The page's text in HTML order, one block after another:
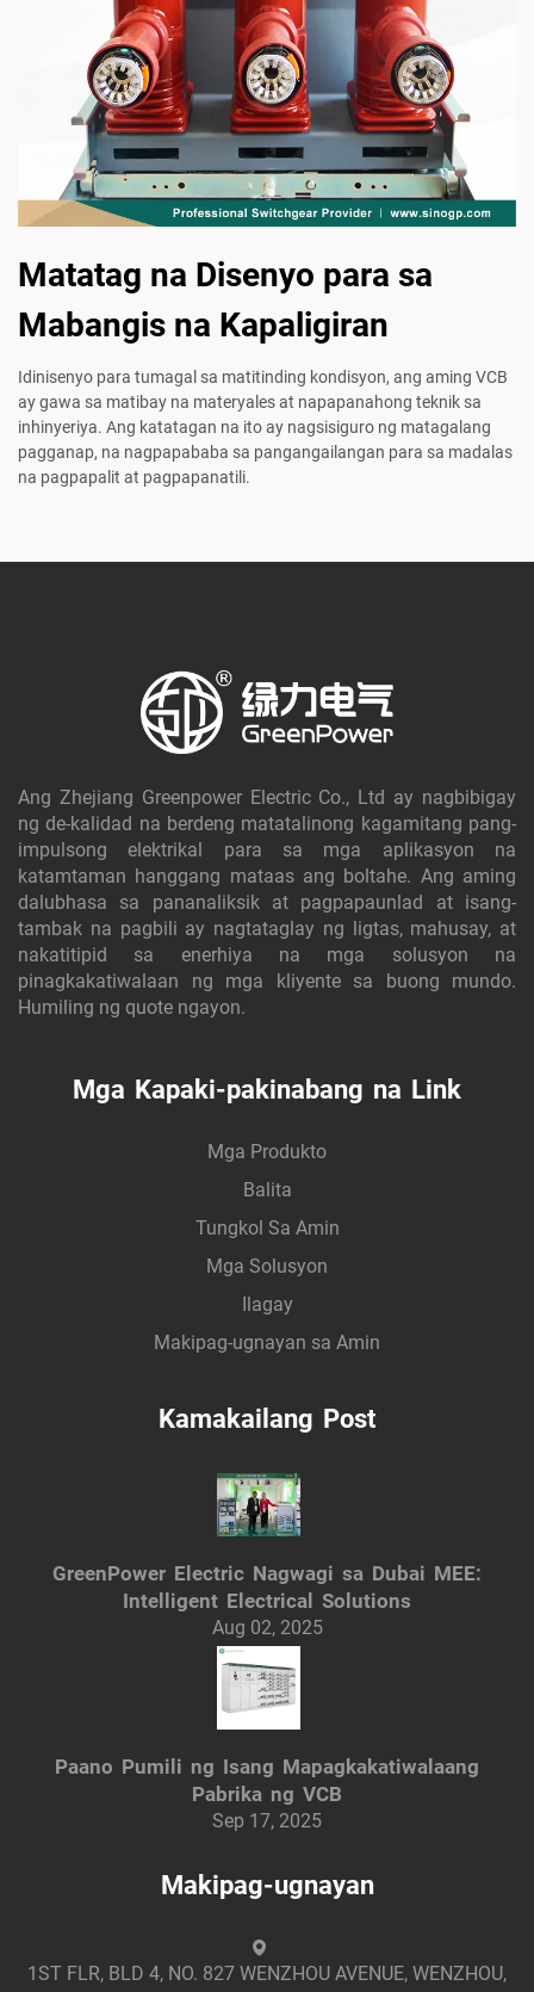
Matatag na Disenyo para sa
Mabangis na Kapaligiran
Idinisenyo para tumagal sa matitinding kondisyon, ang aming VCB
ay gawa sa matibay na materyales at napapanahong teknik sa
inhinyeriya. Ang katatagan na ito ay nagsisiguro ng matagalang
pagganap, na nagpapababa sa pangangailangan para sa madalas
na pagpapalit at pagpapanatili.
Ang Zhejiang Greenpower Electric Co., Ltd ay nagbibigay
ng de-kalidad na berdeng matatalinong kagamitang pang-
impulsong elektrikal para sa mga aplikasyon na
katamtaman hanggang mataas ang boltahe. Ang aming
dalubhasa sa pananaliksik at pagpapaunlad at isang-
tambak na pagbili ay nagtataglay ng ligtas, mahusay, at
nakatitipid sa enerhiya na mga solusyon na
pinagkakatiwalaan ng mga kliyente sa buong mundo.
Humiling ng quote ngayon.
Mga Kapaki-pakinabang na Link
Mga Produkto
Balita
Tungkol Sa Amin
Mga Solusyon
Ilagay
Makipag-ugnayan sa Amin
Kamakailang Post
GreenPower Electric Nagwagi sa Dubai MEE:
Intelligent Electrical Solutions
Aug 02, 2025
Paano Pumili ng Isang Mapagkakatiwalaang
Pabrika ng VCB
Sep 17, 2025
Makipag-ugnayan
1ST FLR, BLD 4, NO. 827 WENZHOU AVENUE, WENZHOU,